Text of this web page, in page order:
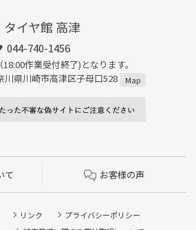
タイヤ館 高津
044-740-1456
作業受付終了)となります。
県川崎市高津区子母口528
Map
て お客様の声
リンク
プライバシーポリシー